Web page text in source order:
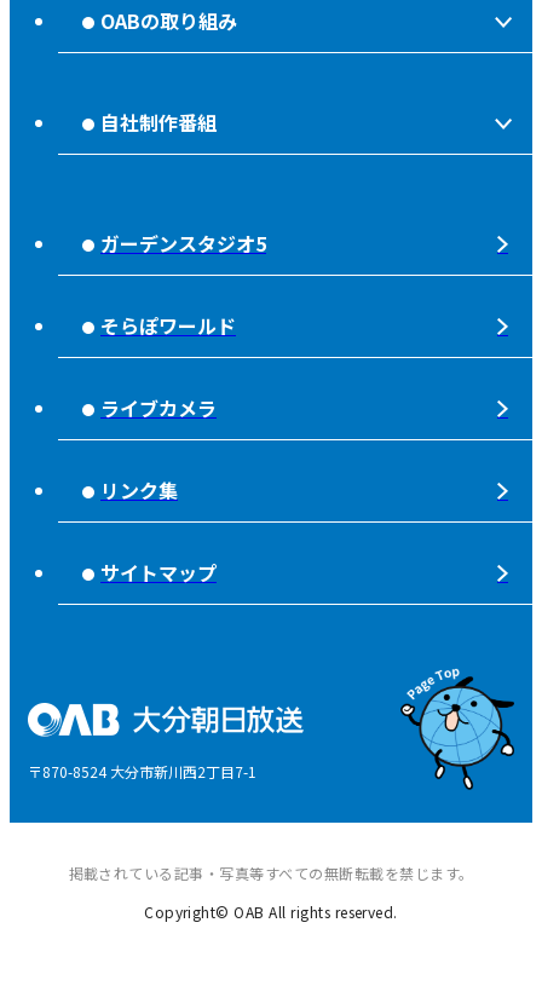
リクルートページ
放送番組審議会
大分朝日放送 人権方針
青少年と放送
個人情報について
特定商取引に関する法律による表示
OABの取り組み
子ども食堂応援
宇宙(そら)
ピンクリボン
みんなでそなえーる
自社制作番組
もっと！
SOLD OUT
タウンスパイス
夜分、おじゃまします。
ガーデンスタジオ5
そらぽワールド
ライブカメラ
リンク集
サイトマップ
〒870-8524 大分市新川西2丁目7-1
掲載されている記事・写真等すべての無断転載を禁じます。
Copyright© OAB All rights reserved.